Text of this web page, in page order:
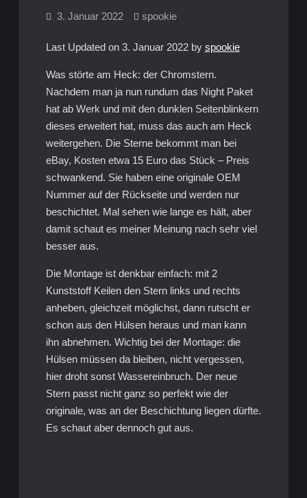
3. Januar 2022 spookie
Last Updated on 3. Januar 2022 by spookie
Was störte am Heck: der Chromstern.
Nachdem man ja nun rundum das Night Paket
hat ab Werk und mit den dunklen Seitenblinkern
dieses erweitert hat, muss das auch am Heck
weitergehen. Die Sterne bekommt man bei
eBay, Kosten etwa 15 Euro das Stück – Preis
schwankend. Sie haben eine originale OEM
Nummer auf der Rückseite und werden nur
beschichtet. Mal sehen wie lange es hält, aber
damit schaut es meiner Meinung nach sehr viel
besser aus.
Die Montage ist denkbar einfach: mit 2
Kunststoff Keilen den Stern links und rechts
anheben, gleichzeit möglichst, dann rutscht er
schon aus den Hülsen heraus und man kann
ihn abnehmen. Wichtig bei der Montage: die
Hülsen müssen da bleiben, nicht vergessen,
hier droht sonst Wassereinbruch. Der neue
Stern passt nicht ganz so perfekt wie der
originale, was an der Beschichtung liegen dürfte.
Es schaut aber dennoch gut aus.